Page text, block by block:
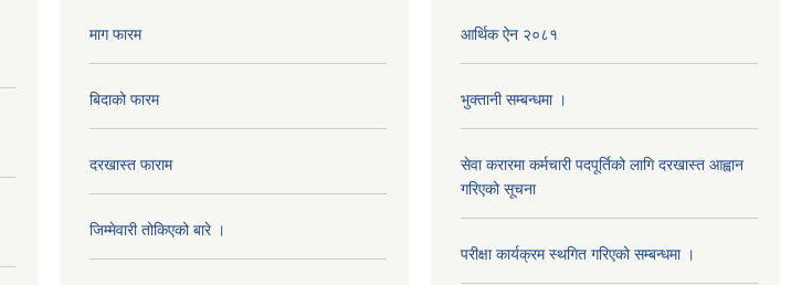
माग फारम
बिदाको फारम
दरखास्त फाराम
जिम्मेवारी तोकिएको बारे ।
आर्थिक ऐन २०८१
भुक्तानी सम्बन्धमा ।
सेवा करारमा कर्मचारी पदपूर्तिको लागि दरखास्त आह्वान
गरिएको सूचना
परीक्षा कार्यक्रम स्थगित गरिएको सम्बन्धमा ।